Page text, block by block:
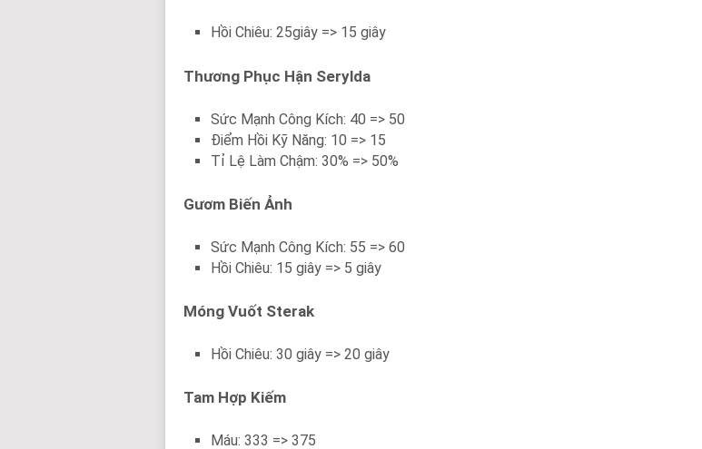
Hồi Chiêu: 25giây => 15 giây
Thương Phục Hận Serylda
Sức Mạnh Công Kích: 40 => 50
Điểm Hồi Kỹ Năng: 10 => 15
Tỉ Lệ Làm Chậm: 30% => 50%
Gươm Biến Ảnh
Sức Mạnh Công Kích: 55 => 60
Hồi Chiêu: 15 giây => 5 giây
Móng Vuốt Sterak
Hồi Chiêu: 30 giây => 20 giây
Tam Hợp Kiếm
Máu: 333 => 375